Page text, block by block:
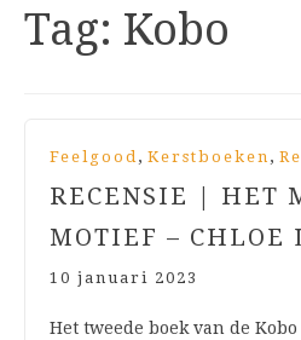
Tag: Kobo
Feelgood, Kerstboeken ,
RECENSIE | HET
MOTIEF – CHLOE
10 januari 2023
Het tweede boek van de